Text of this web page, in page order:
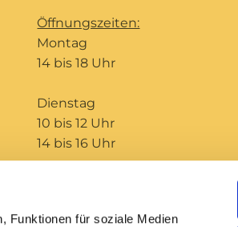
Funktionen für soziale Medien
Öffnungszeiten:
Montag
14 bis 18 Uhr
Dienstag
10 bis 12 Uhr
14 bis 16 Uhr
St. Ursula Bildungshaus Marcel